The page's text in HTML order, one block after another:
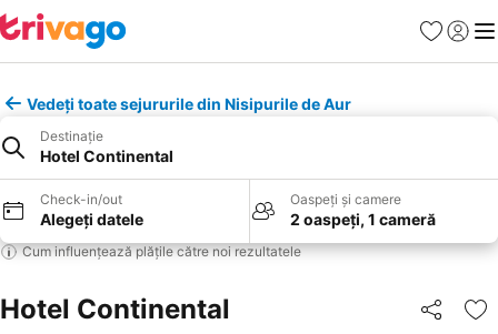
Favorite
Vedeți toate sejururile din Nisipurile de Aur
Destinație
Hotel Continental
Check-in/out
Alegeți datele
Oaspeți și camere
2 oaspeți, 1 cameră
Cum influențează plățile către noi rezultatele
Hotel Continental Distribuiți